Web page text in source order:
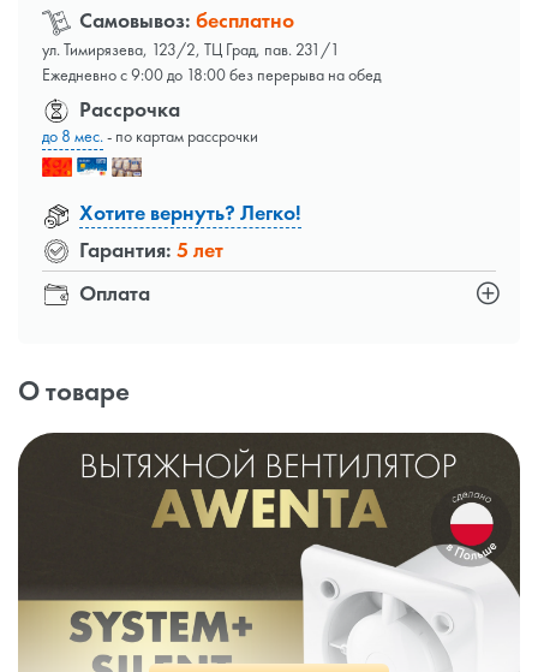
Самовывоз: бесплатно
ул. Тимирязева, 123/2, ТЦ Град, пав. 231/1
Ежедневно с 9:00 до 18:00 без перерыва на обед
Оплата
Рассрочка
до 8 мес.- по картам рассрочки
Хотите вернуть? Легко!
Гарантия: 5 лет
О товаре